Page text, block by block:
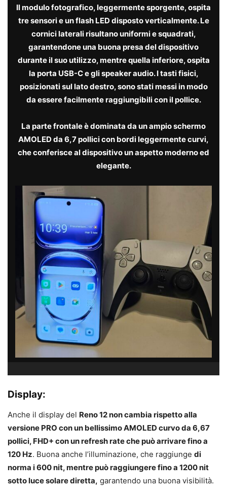
Il modulo fotografico, leggermente sporgente, ospita
tre sensori e un flash LED disposto verticalmente. Le
cornici laterali risultano uniformi e squadrati,
garantendone una buona presa del dispositivo
durante il suo utilizzo, mentre quella inferiore, ospita
la porta USB-C e gli speaker audio. I tasti fisici,
posizionati sul lato destro, sono stati messi in modo
da essere facilmente raggiungibili con il pollice.
La parte frontale è dominata da un ampio schermo
AMOLED da 6,7 pollici con bordi leggermente curvi,
che conferisce al dispositivo un aspetto moderno ed
elegante.
Display:
Anche il display del Reno 12 non cambia rispetto alla
versione PRO con un bellissimo AMOLED curvo da 6,67
pollici, FHD+ con un refresh rate che può arrivare fino a
120 Hz. Buona anche l’illuminazione, che raggiunge di
norma i 600 nit, mentre può raggiungere fino a 1200 nit
sotto luce solare diretta, garantendo una buona visibilità.